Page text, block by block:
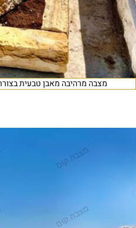
מצבה מרהיבה מאבן טבעית